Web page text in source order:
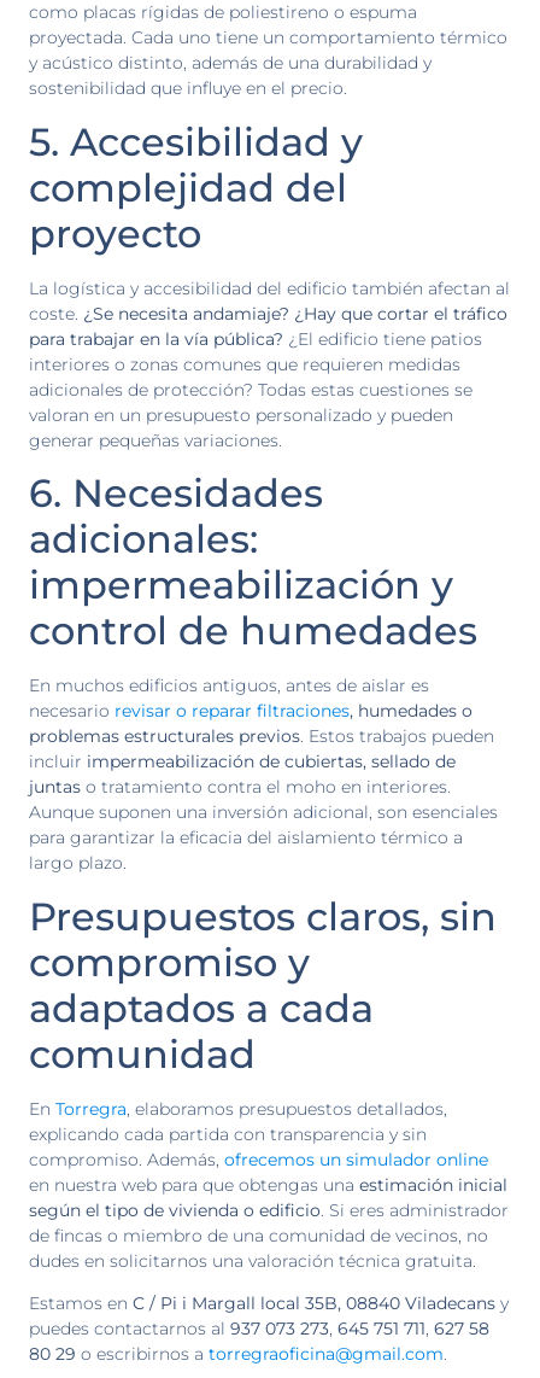
como placas rígidas de poliestireno o espuma
proyectada. Cada uno tiene un comportamiento térmico
y acústico distinto, además de una durabilidad y
sostenibilidad que influye en el precio.
5. Accesibilidad y
complejidad del
proyecto
La logística y accesibilidad del edificio también afectan al
coste. ¿Se necesita andamiaje? ¿Hay que cortar el tráfico
para trabajar en la vía pública? ¿El edificio tiene patios
interiores o zonas comunes que requieren medidas
adicionales de protección? Todas estas cuestiones se
valoran en un presupuesto personalizado y pueden
generar pequeñas variaciones.
6. Necesidades
adicionales:
impermeabilización y
control de humedades
En muchos edificios antiguos, antes de aislar es
necesario revisar o reparar filtraciones, humedades o
problemas estructurales previos. Estos trabajos pueden
incluir impermeabilización de cubiertas, sellado de
juntas o tratamiento contra el moho en interiores.
Aunque suponen una inversión adicional, son esenciales
para garantizar la eficacia del aislamiento térmico a
largo plazo.
Presupuestos claros, sin
compromiso y
adaptados a cada
comunidad
En Torregra , elaboramos presupuestos detallados,
explicando cada partida con transparencia y sin
compromiso. Además, ofrecemos un simulador online
en nuestra web para que obtengas una estimación inicial
según el tipo de vivienda o edificio . Si eres administrador
de fincas o miembro de una comunidad de vecinos, no
dudes en solicitarnos una valoración técnica gratuita.
Estamos en C / Pi i Margall local 35B, 08840 Viladecans y
puedes contactarnos al 937 073 273, 645 751 711, 627 58
80 29 o escribirnos a torregraoficina@gmail.com.